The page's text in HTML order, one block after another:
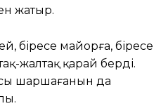
жатыр.
біресе майорға, біресе
жалтақ қарай берді.
шаршағанын да